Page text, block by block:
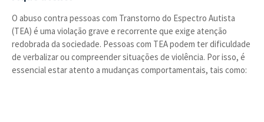
O abuso contra pessoas com Transtorno do Espectro Autista
(TEA) é uma violação grave e recorrente que exige atenção
redobrada da sociedade. Pessoas com TEA podem ter dificuldade
de verbalizar ou compreender situações de violência. Por isso, é
essencial estar atento a mudanças comportamentais, tais como: